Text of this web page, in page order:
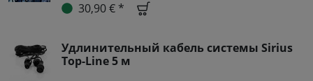
30,90 € *
Удлинительный кабель системы Sirius
Top-Line 5 м